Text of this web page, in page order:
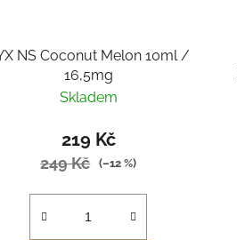
NS Coconut Melon 10ml /
16,5mg
Skladem
219 Kč
249 Kč (–12 %)